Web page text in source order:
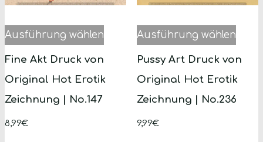
Ausführung wählen
Dieses
Produkt
mehrere
Varianten
Fine Akt Druck von
Original Hot Erotik
Zeichnung | No.147
8,99€
Ausführung wählen
weist
Pussy Art Druck von
Original Hot Erotik
Zeichnung | No.236
9,99€